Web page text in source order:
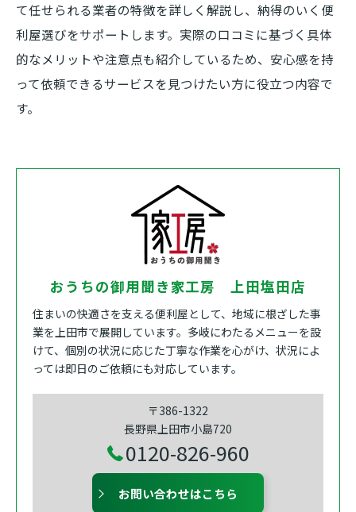
て任せられる業者の特徴を詳しく解説し、納得のいく便
利屋選びをサポートします。実際の口コミに基づく具体
的なメリットや注意点も紹介しているため、安心感を持
って依頼できるサービスを見つけたい方に役立つ内容で
す。
おうちの御用聞き家工房 上田塩田店
住まいの快適さを支える便利屋として、地域に根ざした事
業を上田市で展開しています。多岐にわたるメニューを設
けて、個別の状況に応じた丁寧な作業を心がけ、状況によ
っては即日のご依頼にも対応しています。
〒386-1322
長野県上田市小島720
0120-826-960
お問い合わせはこちら